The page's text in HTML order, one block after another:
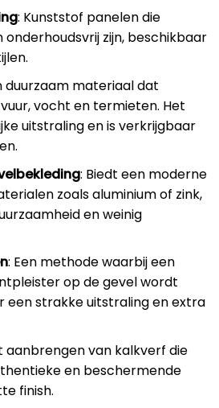
: Kunststof panelen die
zijn, beschikbaar
duurzaam materiaal dat
vocht en termieten. Het
uitstraling en is verkrijgbaar
: Biedt een moderne
zoals aluminium of zink,
en weinig
: Een methode waarbij een
op de gevel wordt
een strakke uitstraling en extra
aanbrengen van kalkverf die
en beschermende
finish.